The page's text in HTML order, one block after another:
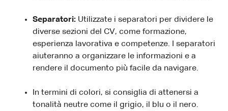
Separatori: Utilizzate i separatori per dividere le
diverse sezioni del CV, come formazione,
esperienza lavorativa e competenze. I separatori
aiuteranno a organizzare le informazioni e a
rendere il documento più facile da navigare.
In termini di colori, si consiglia di attenersi a
tonalità neutre come il grigio, il blu o il nero.